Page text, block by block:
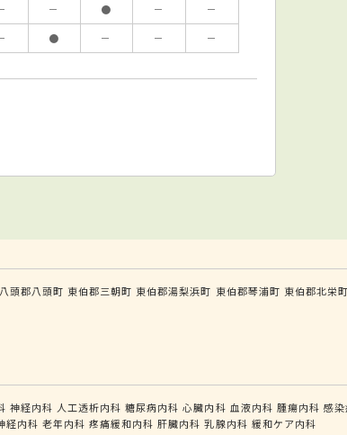
－ ● －
－
● － － －
八頭郡八頭町 東伯郡三朝町 東伯郡湯梨浜町 東伯郡琴浦町 東伯郡北栄町
神経内科 人工透析内科 糖尿病内科 心臓内科 血液内科 腫瘍内科 感
経内科 老年内科 疼痛緩和内科 肝臓内科 乳腺内科 緩和ケア内科